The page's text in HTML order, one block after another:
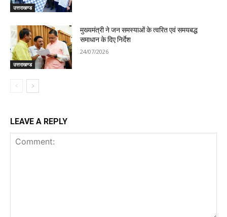
उत्तराखण्ड
उत्तराखण्ड
मुख्यमंत्री ने जन समस्याओं के त्वरित एवं समयबद्ध
समाधान के दिए निर्देश
24/07/2026
LEAVE A REPLY